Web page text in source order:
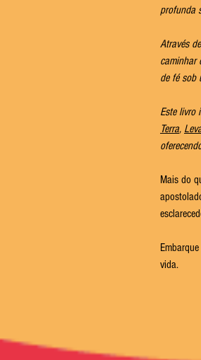
profunda
Através
caminhar
de fé sob
Este livro
Terra,
Mais do
vida.